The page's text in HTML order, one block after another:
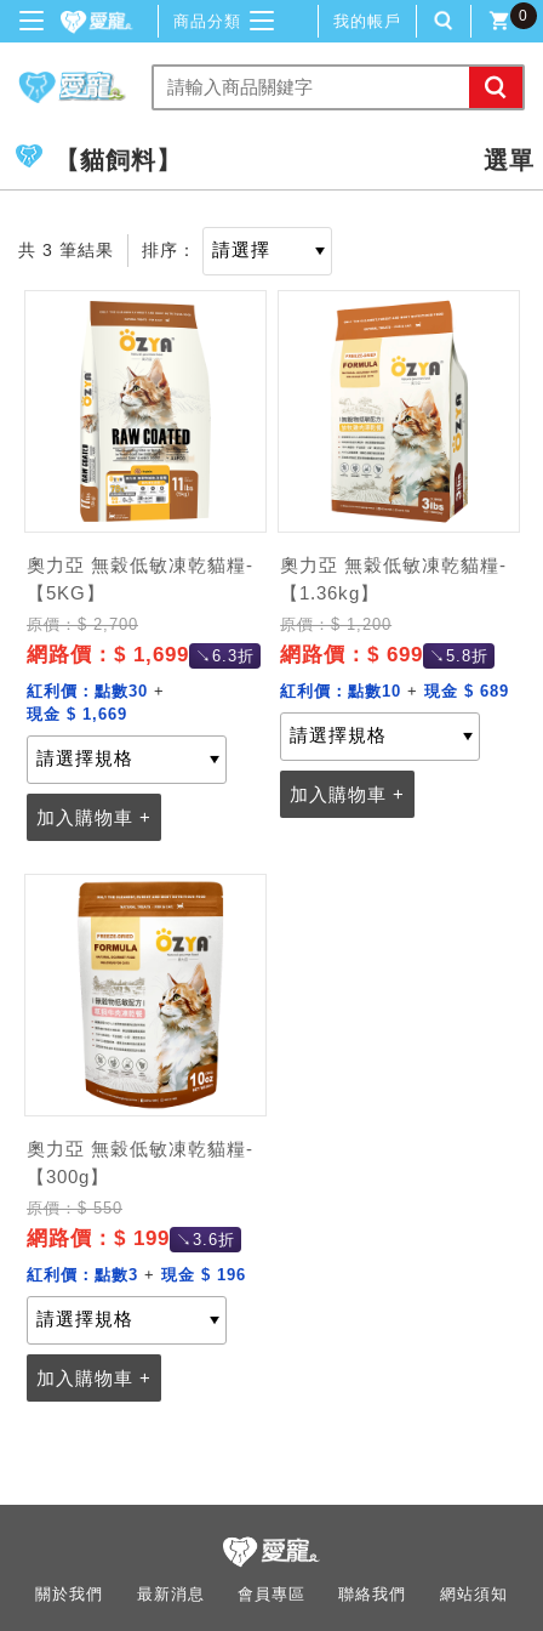
商品分類 我的帳戶 0
【貓飼料】
共 3 筆結果 排序：
奧力亞 無穀低敏凍乾貓糧-
【5KG】
原價：$ 2,700
網路價：$ 1,699 ↘6.3折
紅利價： 點數30 +
現金 $ 1,669
加入購物車 +
奧力亞 無穀低敏凍乾貓糧-
【1.36kg】
原價：$ 1,200
網路價：$ 699 ↘5.8折
紅利價：點數10 +現金 $ 689
加入購物車 +
奧力亞 無穀低敏凍乾貓糧-
【300g】
原價：$ 550
網路價：$ 199 ↘3.6折
紅利價： 點數3 + 現金 $ 196
加入購物車 +
關於我們 最新消息 會員專區 聯絡我們 網站須知